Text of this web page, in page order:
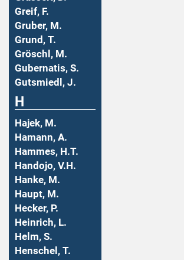
Greif, F.
Gruber, M.
Grund, T.
Gröschl, M.
Gubernatis, S.
Gutsmiedl, J.
H
Hajek, M.
Hamann, A.
Hammes, H.T.
Handojo, V.H.
Hanke, M.
Haupt, M.
Hecker, P.
Heinrich, L.
Helm, S.
Henschel, T.